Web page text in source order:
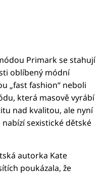
Primark se stahují
oblíbený módní
„fast fashion“ neboli
která masově vyrábí
nad kvalitou, ale nyní
sexistické dětské
autorka Kate
poukázala, že